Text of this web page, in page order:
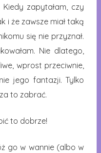
zapytałam, czy
i że zawsze miał taką
się nie przyznał.
Nie dlatego,
wprost przeciwnie,
jego fantazji. Tylko
to zabrać.
to dobrze!
go w wannie (albo w